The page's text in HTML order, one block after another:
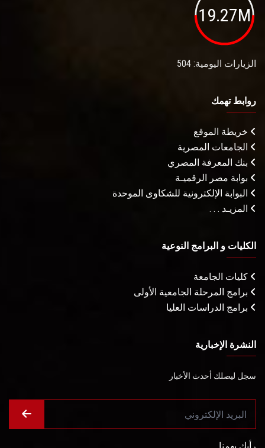
19.27M
الزيارات اليومية: 504
روابط تهمك
خريطة الموقع
الجامعات المصرية
بنك المعرفة المصري
بوابة مصر الرقميـة
البوابة الإلكترونية للشكاوى الموحدة
المزيـد . . .
الكليات و البرامج النوعية
كليات الجامعة
برامج المرحلة الجامعية الأولى
برامج الدراسات العليا
النشرة الإخبارية
سجل ليصلك أحدث الأخبار